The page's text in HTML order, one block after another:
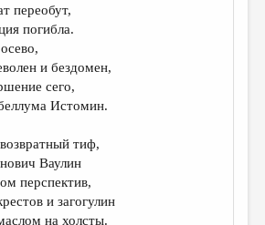
переобут,
погибла.
и бездомен,
сего,
Истомин.
тиф,
Ваулин
перспектив,
и загогулин
на холсты.